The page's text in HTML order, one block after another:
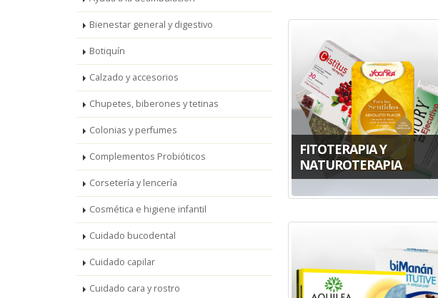
Bienestar general y digestivo
Botiquín
Calzado y accesorios
Chupetes, biberones y tetinas
Colonias y perfumes
Complementos Probióticos
Corsetería y lencería
Cosmética e higiene infantil
Cuidado bucodental
Cuidado capilar
Cuidado cara y rostro
FITOTERAPIA Y
NATUROTERAPIA